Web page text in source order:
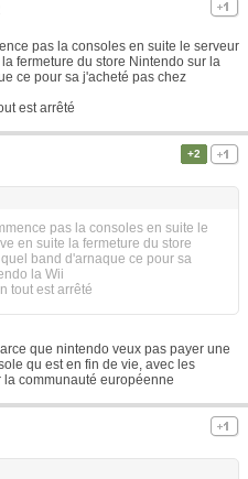
pas la consoles en suite le serveur
fermeture du store Nintendo sur la
ce pour sa j'acheté pas chez
est arrêté
+2
pas la consoles en suite le
en suite la fermeture du store
band d'arnaque ce pour sa
la Wii
tout est arrêté
que nintendo veux pas payer une
qu est en fin de vie, avec les
communauté européenne